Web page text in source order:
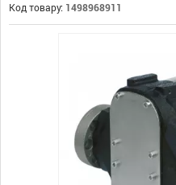
Код товару: 1498968911